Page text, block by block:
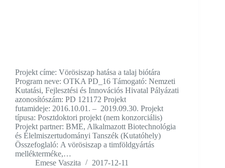
Projekt címe: Vörösiszap hatása a talaj biótára
Program neve: OTKA PD_16 Támogató: Nemzeti
Kutatási, Fejlesztési és Innovációs Hivatal Pályázati
azonosítószám: PD 121172 Projekt
futamideje: 2016.10.01. – 2019.09.30. Projekt
típusa: Posztdoktori projekt (nem konzorciális)
Projekt partner: BME, Alkalmazott Biotechnológia
és Élelmiszertudományi Tanszék (Kutatóhely)
Összefoglaló: A vörösiszap a timföldgyártás
mellékterméke,…
Emese Vaszita
2017-12-11